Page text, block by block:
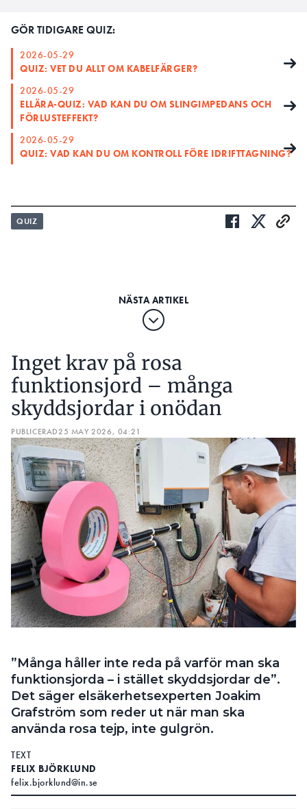
GÖR TIDIGARE QUIZ:
2026-05-29
QUIZ: VET DU ALLT OM KABELFÄRGER?
2026-05-29
ELLÄRA-QUIZ: VAD KAN DU OM SLINGIMPEDANS OCH
FÖRLUSTEFFEKT?
2026-05-29
QUIZ: VAD KAN DU OM KONTROLL FÖRE IDRIFTTAGNING?
QUIZ
Inget krav på rosa
funktionsjord – många
skyddsjordar i onödan
PUBLICERAD25 MAY 2026, 04:21
”Många håller inte reda på varför man ska
funktionsjorda – i stället skyddsjordar de”.
Det säger elsäkerhetsexperten Joakim
Grafström som reder ut när man ska
använda rosa tejp, inte gulgrön.
TEXT
FELIX BJÖRKLUND
felix.bjorklund@in.se